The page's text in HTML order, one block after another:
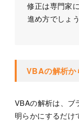
修正は専門家
進め方でしょう
VBAの解析か
VBAの解析は、ブ
明らかにするだけ